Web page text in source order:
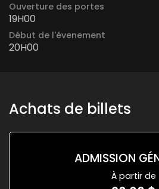
Ouverture des portes
19H00
Début de l'évenement
20H00
Achats de billets
ADMISSION
À partir de